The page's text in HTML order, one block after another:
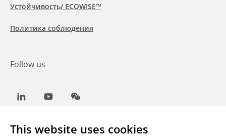
This website uses cookies
Устойчивость/ ECOWISE™
Политика соблюдения
Follow us
LinkedInYoutubeWeChat